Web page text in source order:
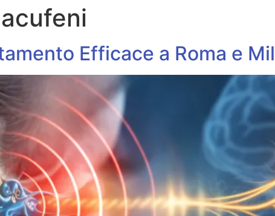
Efficace a Roma e